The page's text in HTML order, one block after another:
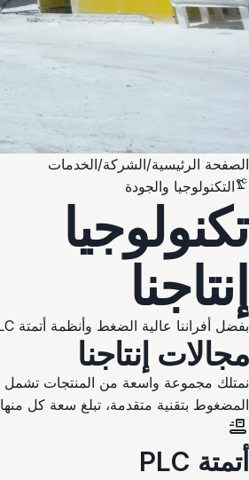
الصفحة الرئيسية/الشركة/الخدمات
precision_manufacturingالتكنولوجيا والجودة
تكنولوجيا
إنتاجنا
بفضل أفراننا عالية الضغط وأنظمة أتمتة PLC المتكاملة بالكامل ونموذج الإنتاج في المناطق المغلقة الصديق للبيئة، ننفذ إنتاجًا مستدامًا بأعلى مستويات الجودة.
مجالات إنتاجنا
المضغوط بتقنية متقدمة، تبلغ سعة كل منها 250 طنًا.
conveyor_belt
أتمتة PLC